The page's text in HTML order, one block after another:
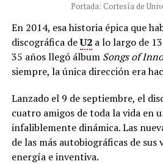
Portada: Cortesía de
En 2014, esa historia épica que
discográfica deU2a lo largo de
35 años llegó álbum Songs of
siempre, la única dirección era
Lanzado el 9 de septiembre, el
cuatro amigos de toda la vida en
infaliblemente dinámica. Las
de las más autobiográficas de sus
energía e inventiva.